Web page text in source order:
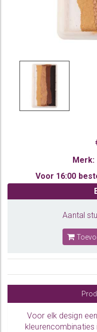
Merk:
Voor 16:00
Aantal
Voor elk design
kleurencombinaties